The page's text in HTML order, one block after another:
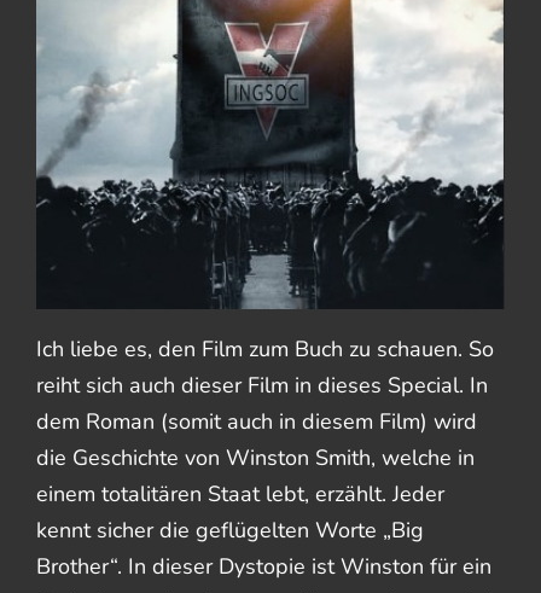
Ich liebe es, den Film zum Buch zu schauen. So
reiht sich auch dieser Film in dieses Special. In
dem Roman (somit auch in diesem Film) wird
die Geschichte von Winston Smith, welche in
einem totalitären Staat lebt, erzählt. Jeder
kennt sicher die geflügelten Worte „Big
Brother“. In dieser Dystopie ist Winston für ein